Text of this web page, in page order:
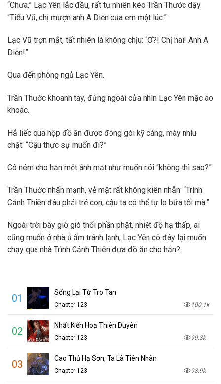
“Chưa.” Lạc Yên lắc đầu, rất tự nhiên kéo Trần Thước dậy.
“Tiểu Vũ, chị mượn anh A Diễn của em một lúc.”
Lạc Vũ trợn mắt, tất nhiên là không chịu: “Ơ?! Chị hai! Anh A
Diễn!”
Qua đến phòng ngủ Lạc Yên.
Trần Thước khoanh tay, đứng ngoài cửa nhìn Lạc Yên mặc áo
khoác.
Hắ liếc qua hộp đồ ăn được đóng gói kỹ càng, mày nhíu
chặt: “Cậu thực sự muốn đi?”
Cô ném cho hắn một ánh mắt như muốn nói “không thì sao?”
Trần Thước nhấn mạnh, vẻ mặt rất không kiên nhẫn: “Trình
Cảnh Thiên đâu phải trẻ con, cậu ta có thể tự lo bữa tối mà.”
Ngoài trời bây giờ gió thổi phần phật, nhiệt độ hạ thấp, ai
cũng muốn ở nhà ủ ấm tránh lạnh, Lạc Yên cô đây lại muốn
chạy qua nhà Trình Cảnh Thiên đưa đồ ăn cho hắn?
01 Sống Lại Từ Tro Tàn
Chapter 123 100.1k
02 Nhất Kiến Hoạ Thiên Duyên
Chapter 123 99.3k
03 Cao Thủ Hạ Sơn, Ta Là Tiên Nhân
Chapter 123 98.9k